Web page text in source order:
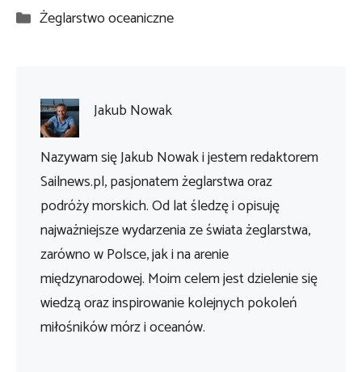
Kategorie
Żeglarstwo oceaniczne
Jakub Nowak
Nazywam się Jakub Nowak i jestem redaktorem
Sailnews.pl, pasjonatem żeglarstwa oraz
podróży morskich. Od lat śledzę i opisuję
najważniejsze wydarzenia ze świata żeglarstwa,
zarówno w Polsce, jak i na arenie
międzynarodowej. Moim celem jest dzielenie się
wiedzą oraz inspirowanie kolejnych pokoleń
miłośników mórz i oceanów.